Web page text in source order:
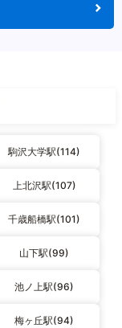
駒沢大学駅(114)
上北沢駅(107)
千歳船橋駅(101)
山下駅(99)
池ノ上駅(96)
梅ヶ丘駅(94)